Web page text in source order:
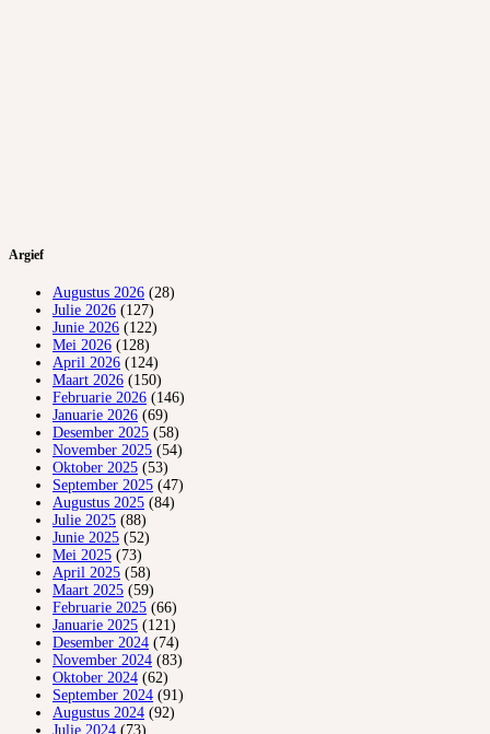
Argief
Augustus 2026 (28)
Julie 2026 (127)
Junie 2026 (122)
Mei 2026 (128)
April 2026 (124)
Maart 2026 (150)
Februarie 2026 (146)
Januarie 2026 (69)
Desember 2025 (58)
November 2025 (54)
Oktober 2025 (53)
September 2025 (47)
Augustus 2025 (84)
Julie 2025 (88)
Junie 2025 (52)
Mei 2025 (73)
April 2025 (58)
Maart 2025 (59)
Februarie 2025 (66)
Januarie 2025 (121)
Desember 2024 (74)
November 2024 (83)
Oktober 2024 (62)
September 2024 (91)
Augustus 2024 (92)
Julie 2024 (73)